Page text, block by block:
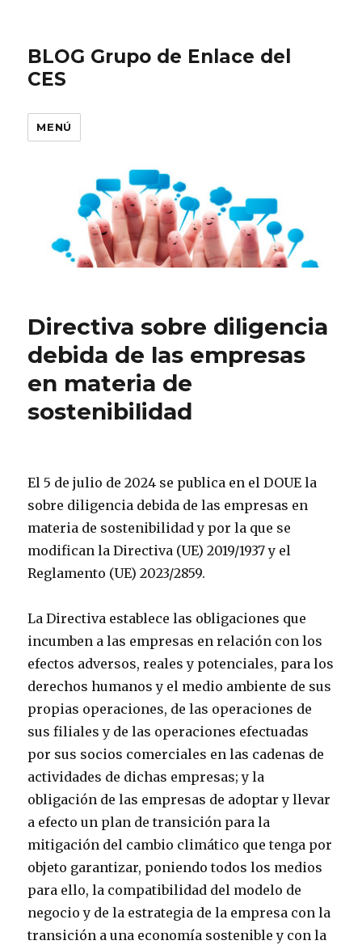
BLOG Grupo de Enlace del
CES
MENÚ
Directiva sobre diligencia
debida de las empresas
en materia de
sostenibilidad
El 5 de julio de 2024 se publica en el DOUE la
sobre diligencia debida de las empresas en
materia de sostenibilidad y por la que se
modifican la Directiva (UE) 2019/1937 y el
Reglamento (UE) 2023/2859.
La Directiva establece las obligaciones que
incumben a las empresas en relación con los
efectos adversos, reales y potenciales, para los
derechos humanos y el medio ambiente de sus
propias operaciones, de las operaciones de
sus filiales y de las operaciones efectuadas
por sus socios comerciales en las cadenas de
actividades de dichas empresas; y la
obligación de las empresas de adoptar y llevar
a efecto un plan de transición para la
mitigación del cambio climático que tenga por
objeto garantizar, poniendo todos los medios
para ello, la compatibilidad del modelo de
negocio y de la estrategia de la empresa con la
transición a una economía sostenible y con la